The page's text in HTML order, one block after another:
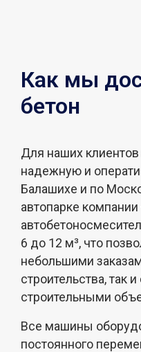
Как мы
бетон
Для наших
надежную и
Балашихе и по
автопарке
6 до 12 м³, что
небольшими
строительства, так
строительными
Все машины
постоянного